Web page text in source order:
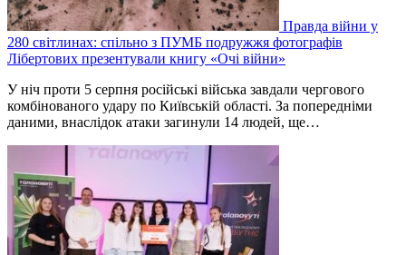
Правда війни у
280 світлинах: спільно з ПУМБ подружжя фотографів
Лібертових презентували книгу «Очі війни»
У ніч проти 5 серпня російські війська завдали чергового
комбінованого удару по Київській області. За попередніми
даними, внаслідок атаки загинули 14 людей, ще…